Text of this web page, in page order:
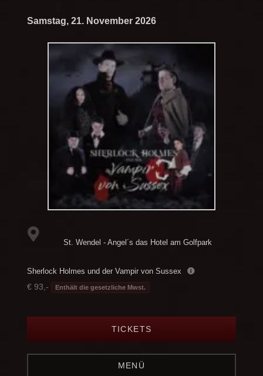
Samstag, 21. November 2026
St. Wendel - Angel´s das Hotel am Golfpark
Sherlock Holmes und der Vampir von Sussex
€ 93,- Enthält die gesetzliche Mwst.
TICKETS
MENÜ